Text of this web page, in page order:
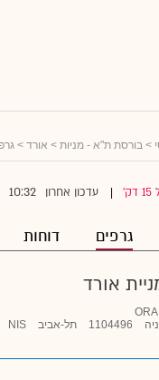
> בורסת ת"א - מניות > אורד >
עדכון אחרון 10:32
גרפים דוחות
אורד
1104496 תל-אביב NIS